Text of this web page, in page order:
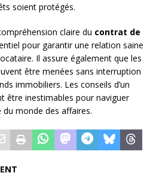
soient protégés.
claire du contrat de
pour garantir une relation saine
Il assure également que les
être menées sans interruption
immobiliers. Les conseils d’un
être inestimables pour naviguer
monde des affaires.